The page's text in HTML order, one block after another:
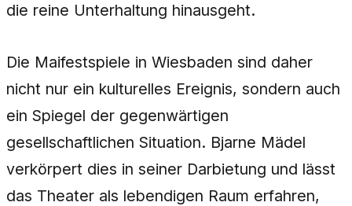
die reine Unterhaltung hinausgeht.
Die Maifestspiele in Wiesbaden sind daher
nicht nur ein kulturelles Ereignis, sondern auch
ein Spiegel der gegenwärtigen
gesellschaftlichen Situation. Bjarne Mädel
verkörpert dies in seiner Darbietung und lässt
das Theater als lebendigen Raum erfahren,